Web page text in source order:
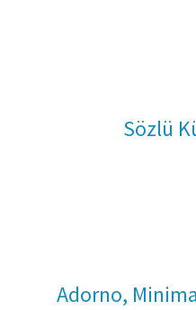
Sözlü
Adorno,